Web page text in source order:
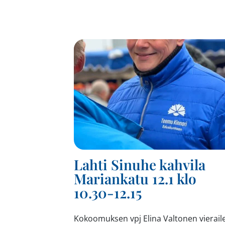
Lahti Sinuhe kahvila
Mariankatu 12.1 klo
10.30-12.15
Kokoomuksen vpj Elina Valtonen